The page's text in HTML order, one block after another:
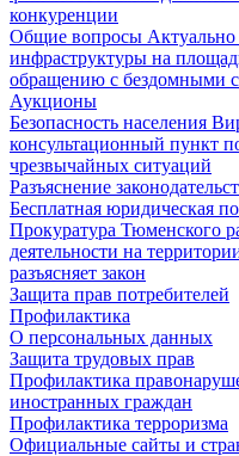
конкуренции
Общие вопросы Актуально
инфраструктуры на
обращению с бездомными
Аукционы
Безопасность населения
консультационный пункт
чрезвычайных ситуаций
Разъяснение
Бесплатная юридическая
Прокуратура Тюменского
деятельности на
разъясняет закон
Защита прав потребителей
Профилактика
О персональных данных
Защита трудовых прав
Профилактика
иностранных граждан
Профилактика терроризма
Официальные сайты и